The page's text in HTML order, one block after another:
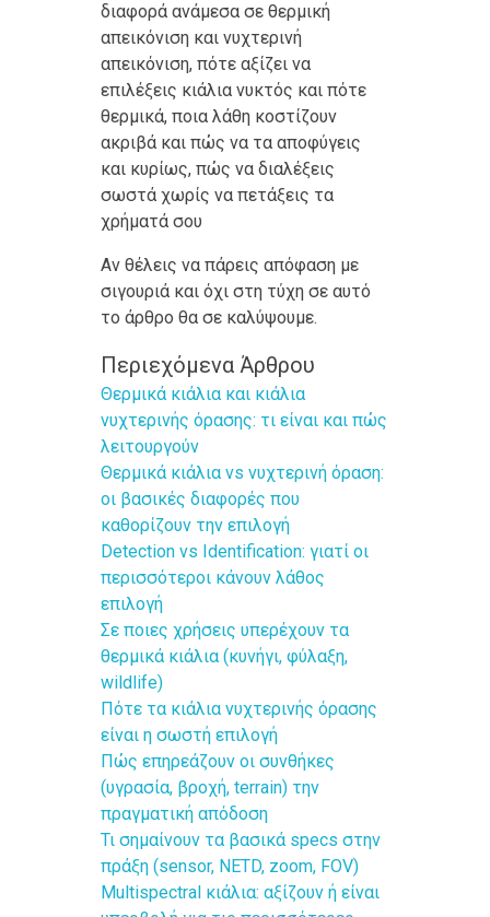
διαφορά ανάμεσα σε θερμική
απεικόνιση και νυχτερινή
απεικόνιση, πότε αξίζει να
επιλέξεις κιάλια νυκτός και πότε
θερμικά, ποια λάθη κοστίζουν
ακριβά και πώς να τα αποφύγεις
και κυρίως, πώς να διαλέξεις
σωστά χωρίς να πετάξεις τα
χρήματά σου
Αν θέλεις να πάρεις απόφαση με
σιγουριά και όχι στη τύχη σε αυτό
το άρθρο θα σε καλύψουμε.
Περιεχόμενα Άρθρου
Θερμικά κιάλια και κιάλια
νυχτερινής όρασης: τι είναι και πώς
λειτουργούν
Θερμικά κιάλια vs νυχτερινή όραση:
οι βασικές διαφορές που
καθορίζουν την επιλογή
Detection vs Identification: γιατί οι
περισσότεροι κάνουν λάθος
επιλογή
Σε ποιες χρήσεις υπερέχουν τα
θερμικά κιάλια (κυνήγι, φύλαξη,
wildlife)
Πότε τα κιάλια νυχτερινής όρασης
είναι η σωστή επιλογή
Πώς επηρεάζουν οι συνθήκες
(υγρασία, βροχή, terrain) την
πραγματική απόδοση
Τι σημαίνουν τα βασικά specs στην
πράξη (sensor, NETD, zoom, FOV)
Multispectral κιάλια: αξίζουν ή είναι